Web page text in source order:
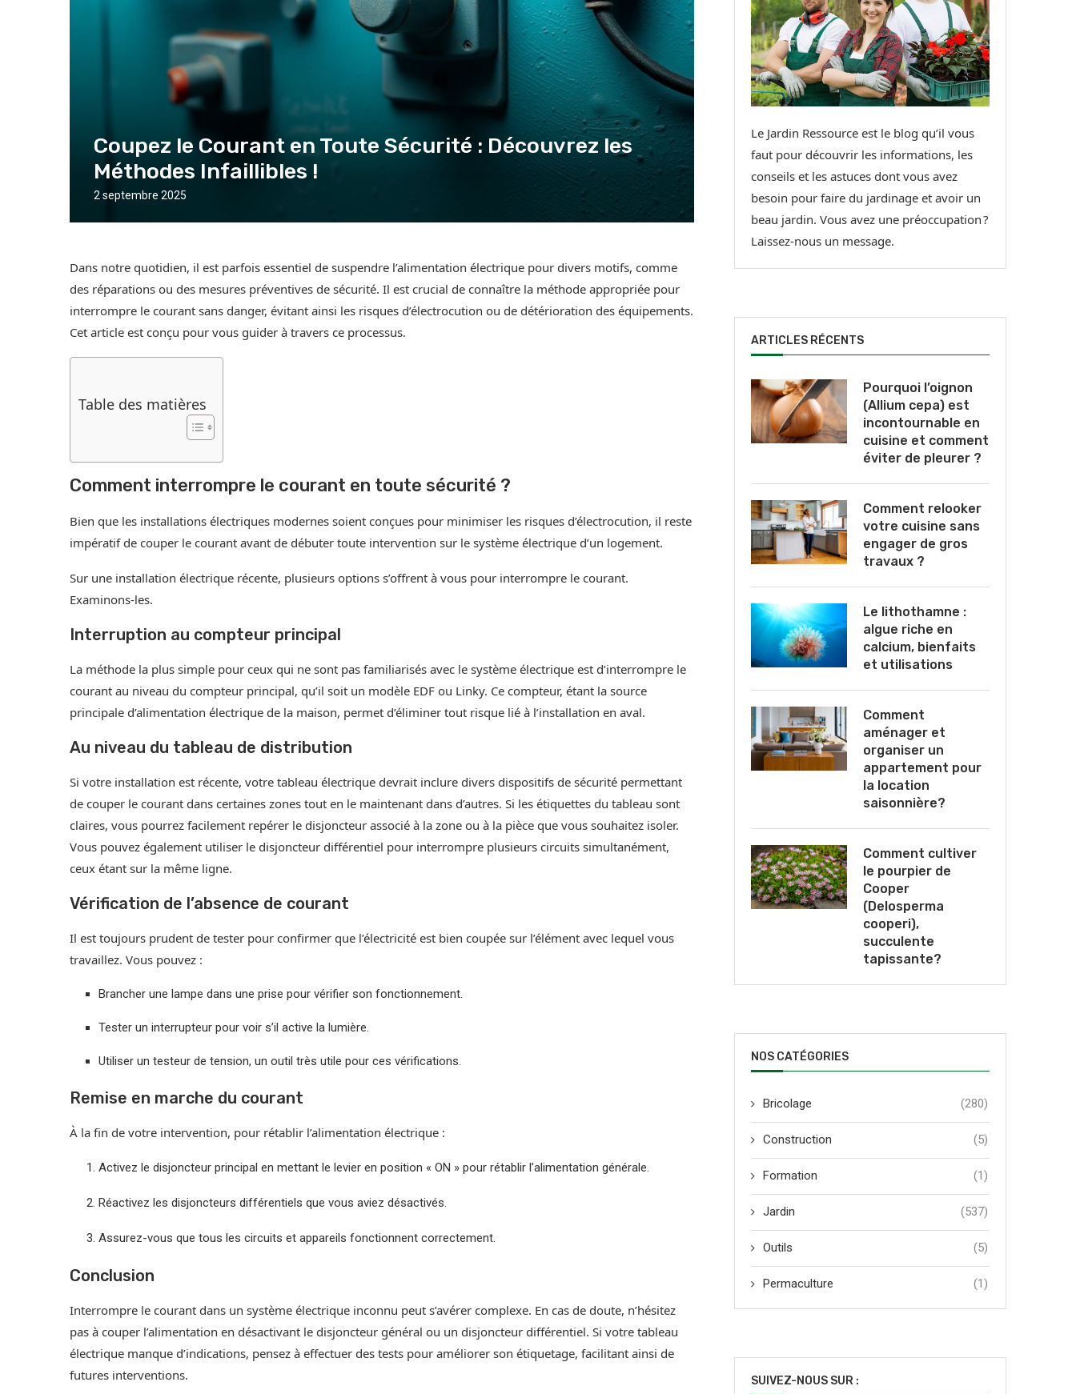
Coupez le Courant en Toute Sécurité : Découvrez les
Méthodes Infaillibles !
2 septembre 2025
Dans notre quotidien, il est parfois essentiel de suspendre l’alimentation électrique pour divers motifs, comme
des réparations ou des mesures préventives de sécurité. Il est crucial de connaître la méthode appropriée pour
interrompre le courant sans danger, évitant ainsi les risques d’électrocution ou de détérioration des équipements.
Cet article est conçu pour vous guider à travers ce processus.
Table des matières
Comment interrompre le courant en toute sécurité ?
Bien que les installations électriques modernes soient conçues pour minimiser les risques d’électrocution, il reste
impératif de couper le courant avant de débuter toute intervention sur le système électrique d’un logement.
Sur une installation électrique récente, plusieurs options s’offrent à vous pour interrompre le courant.
Examinons-les.
Interruption au compteur principal
La méthode la plus simple pour ceux qui ne sont pas familiarisés avec le système électrique est d’interrompre le
courant au niveau du compteur principal, qu’il soit un modèle EDF ou Linky. Ce compteur, étant la source
principale d’alimentation électrique de la maison, permet d’éliminer tout risque lié à l’installation en aval.
Au niveau du tableau de distribution
Si votre installation est récente, votre tableau électrique devrait inclure divers dispositifs de sécurité permettant
de couper le courant dans certaines zones tout en le maintenant dans d’autres. Si les étiquettes du tableau sont
claires, vous pourrez facilement repérer le disjoncteur associé à la zone ou à la pièce que vous souhaitez isoler.
Vous pouvez également utiliser le disjoncteur différentiel pour interrompre plusieurs circuits simultanément,
ceux étant sur la même ligne.
Vérification de l’absence de courant
Il est toujours prudent de tester pour confirmer que l’électricité est bien coupée sur l’élément avec lequel vous
travaillez. Vous pouvez :
Brancher une lampe dans une prise pour vérifier son fonctionnement.
Tester un interrupteur pour voir s’il active la lumière.
Utiliser un testeur de tension, un outil très utile pour ces vérifications.
Remise en marche du courant
À la fin de votre intervention, pour rétablir l’alimentation électrique :
Activez le disjoncteur principal en mettant le levier en position « ON » pour rétablir l’alimentation générale.
Réactivez les disjoncteurs différentiels que vous aviez désactivés.
Assurez-vous que tous les circuits et appareils fonctionnent correctement.
Conclusion
Interrompre le courant dans un système électrique inconnu peut s’avérer complexe. En cas de doute, n’hésitez
pas à couper l’alimentation en désactivant le disjoncteur général ou un disjoncteur différentiel. Si votre tableau
électrique manque d’indications, pensez à effectuer des tests pour améliorer son étiquetage, facilitant ainsi de
futures interventions.
Le Jardin Ressource est le blog qu’il vous
faut pour découvrir les informations, les
conseils et les astuces dont vous avez
besoin pour faire du jardinage et avoir un
beau jardin. Vous avez une préoccupation ?
Laissez-nous un message.
ARTICLES RÉCENTS
Pourquoi l’oignon
(Allium cepa) est
incontournable en
cuisine et comment
éviter de pleurer ?
Comment relooker
votre cuisine sans
engager de gros
travaux ?
Le lithothamne :
algue riche en
calcium, bienfaits
et utilisations
Comment
aménager et
organiser un
appartement pour
la location
saisonnière?
Comment cultiver
le pourpier de
Cooper
(Delosperma
cooperi),
succulente
tapissante?
NOS CATÉGORIES
Bricolage (280)
Construction (5)
Formation (1)
Jardin (537)
Outils (5)
Permaculture (1)
SUIVEZ-NOUS SUR :